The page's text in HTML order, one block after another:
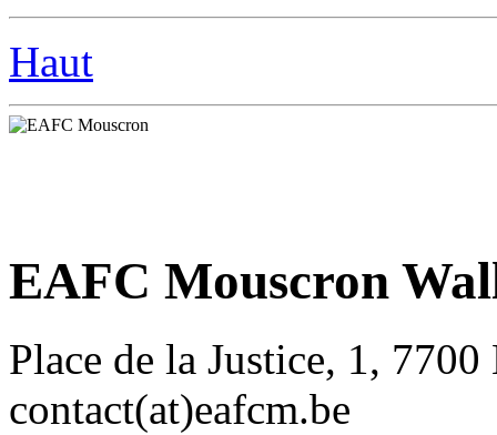
Haut
EAFC Mouscron
Place de la Justice, 1,
contact(at)eafcm.be